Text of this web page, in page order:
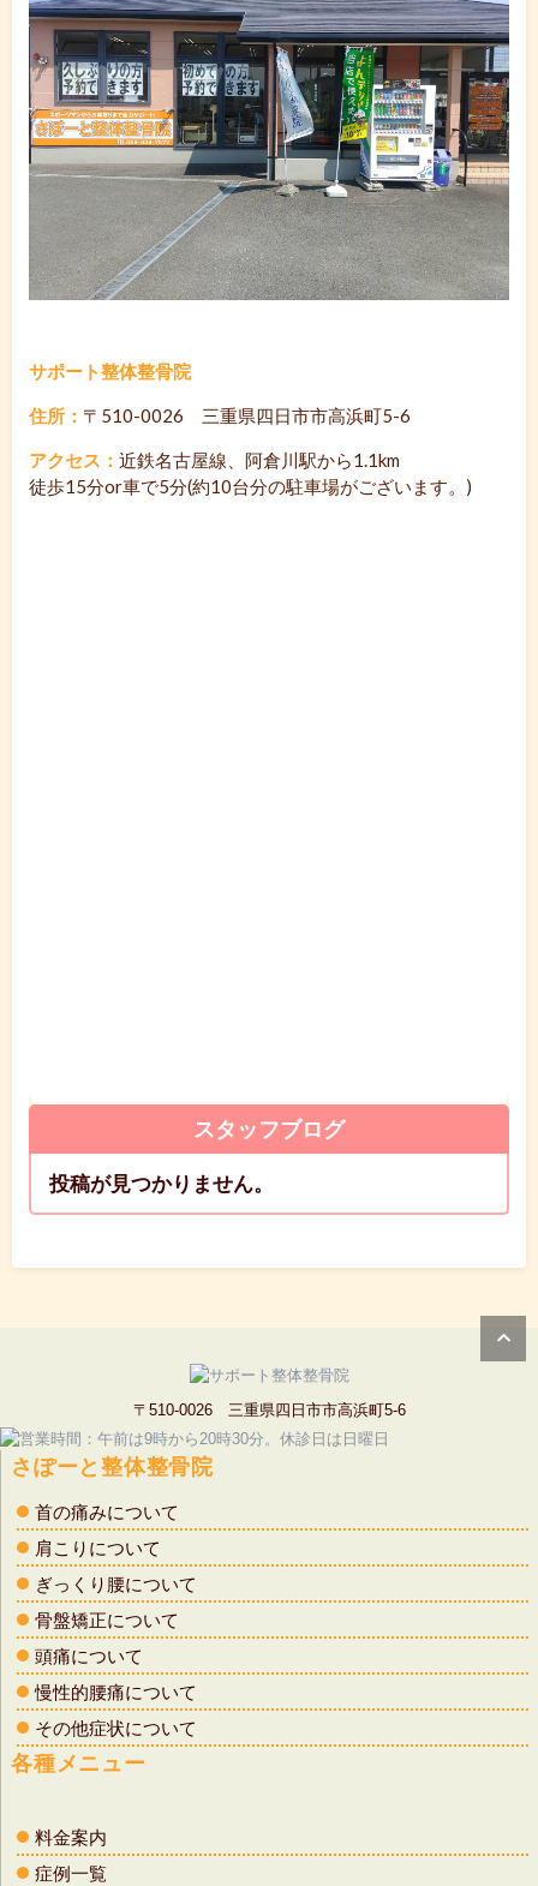
サポート整体整骨院
住所： 〒510-0026 三重県四日市市高浜町5-6
アクセス： 近鉄名古屋線、阿倉川駅から1.1km
徒歩15分or車で5分(約10台分の駐車場がございます。)
スタッフブログ
投稿が見つかりません。
〒510-0026 三重県四日市市高浜町5-6
さぽーと整体整骨院
首の痛みについて
肩こりについて
ぎっくり腰について
骨盤矯正について
頭痛について
慢性的腰痛について
その他症状について
各種メニュー
料金案内
症例一覧